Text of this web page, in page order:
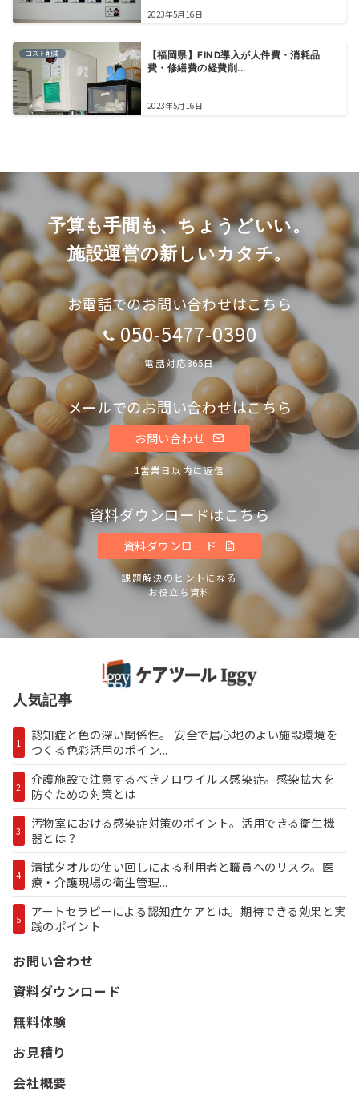
2023年5月16日
コスト削減
【福岡県】FIND導入が人件費・消耗品
費・修繕費の経費削...
2023年5月16日
予算も手間も、ちょうどいい。
施設運営の新しいカタチ。
お電話でのお問い合わせはこちら
050-5477-0390
電話対応365日
メールでのお問い合わせはこちら
お問い合わせ
1営業日以内に返信
資料ダウンロードはこちら
資料ダウンロード
課題解決のヒントになる
お役立ち資料
人気記事
1
認知症と色の深い関係性。 安全で居心地のよい施設環境を
つくる色彩活用のポイン...
2
介護施設で注意するべきノロウイルス感染症。感染拡大を
防ぐための対策とは
3
汚物室における感染症対策のポイント。活用できる衛生機
器とは？
4
清拭タオルの使い回しによる利用者と職員へのリスク。医
療・介護現場の衛生管理...
5
アートセラピーによる認知症ケアとは。期待できる効果と実
践のポイント
お問い合わせ
資料ダウンロード
無料体験
お見積り
会社概要